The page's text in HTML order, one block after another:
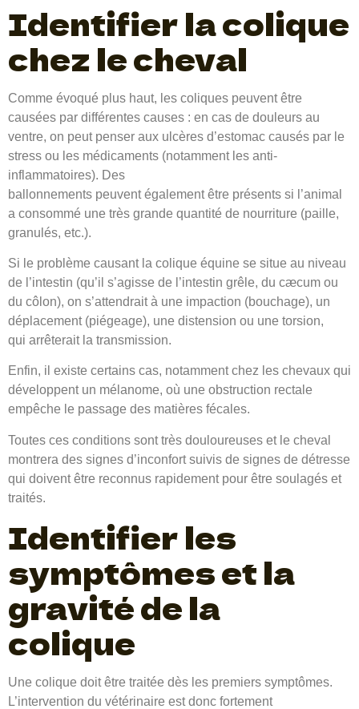
Identifier la colique
chez le cheval
Comme évoqué plus haut, les coliques peuvent être
causées par différentes causes : en cas de douleurs au
ventre, on peut penser aux ulcères d’estomac causés par le
stress ou les médicaments (notamment les anti-
inflammatoires). Des
ballonnements peuvent également être présents si l’animal
a consommé une très grande quantité de nourriture (paille,
granulés, etc.).
Si le problème causant la colique équine se situe au niveau
de l’intestin (qu’il s’agisse de l’intestin grêle, du cæcum ou
du côlon), on s’attendrait à une impaction (bouchage), un
déplacement (piégeage), une distension ou une torsion,
qui arrêterait la transmission.
Enfin, il existe certains cas, notamment chez les chevaux qui
développent un mélanome, où une obstruction rectale
empêche le passage des matières fécales.
Toutes ces conditions sont très douloureuses et le cheval
montrera des signes d’inconfort suivis de signes de détresse
qui doivent être reconnus rapidement pour être soulagés et
traités.
Identifier les
symptômes et la
gravité de la
colique
Une colique doit être traitée dès les premiers symptômes.
L’intervention du vétérinaire est donc fortement